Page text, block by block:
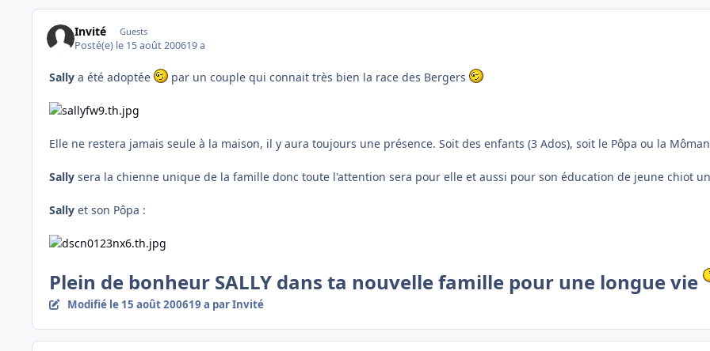
Invité Guests
Posté(e) le 15 août 200619 a
Sally a été adoptée par un couple qui connait très bien la race des Bergers
Elle ne restera jamais seule à la maison, il y aura toujours une présence. Soit des enfants (3 Ados), soit le Pôpa ou la Môman
Sally sera la chienne unique de la famille donc toute l'attention sera pour elle et aussi pour son éducation de jeune chiot
Sally et son Pôpa :
Plein de bonheur SALLY dans ta nouvelle famille pour une longue vie
Modifié le 15 août 200619 a par Invité